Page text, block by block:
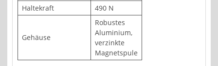
Haltekraft
490 N
Gehäuse
Robustes
Aluminium,
verzinkte
Magnetspule